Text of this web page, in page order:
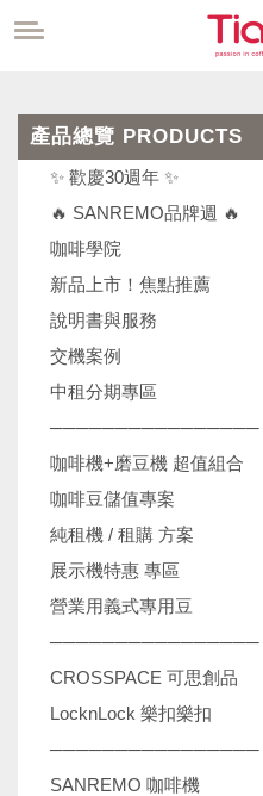
產品總覽 PRODUCTS
✨ 歡慶30週年 ✨
🔥 SANREMO品牌週 🔥
咖啡學院
新品上市！焦點推薦
說明書與服務
交機案例
中租分期專區
────────────────
咖啡機+磨豆機 超值組合
咖啡豆儲值專案
純租機 / 租購 方案
展示機特惠 專區
營業用義式專用豆
────────────────
CROSSPACE 可思創品
LocknLock 樂扣樂扣
────────────────
SANREMO 咖啡機